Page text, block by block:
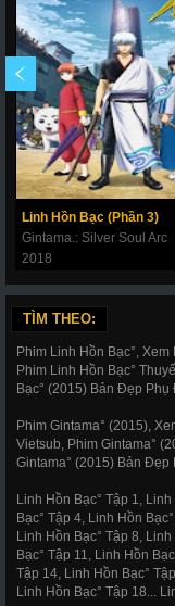
Linh Hồn Bạc (Phần 3)
Gintama.: Silver Soul Arc
2018
TÌM THEO:
Phim Linh Hồn Bạc°,
Phim Linh Hồn Bạc°
Bạc° (2015) Bản Đẹp
Phim Gintama° (2015),
Vietsub, Phim Gintama°
Gintama° (2015) Bản Đẹp
Linh Hồn Bạc° Tập 1,
Bạc° Tập 4, Linh Hồn
Linh Hồn Bạc° Tập 8,
Bạc° Tập 11, Linh Hồn
Tập 14, Linh Hồn Bạc°
Linh Hồn Bạc° Tập 18...